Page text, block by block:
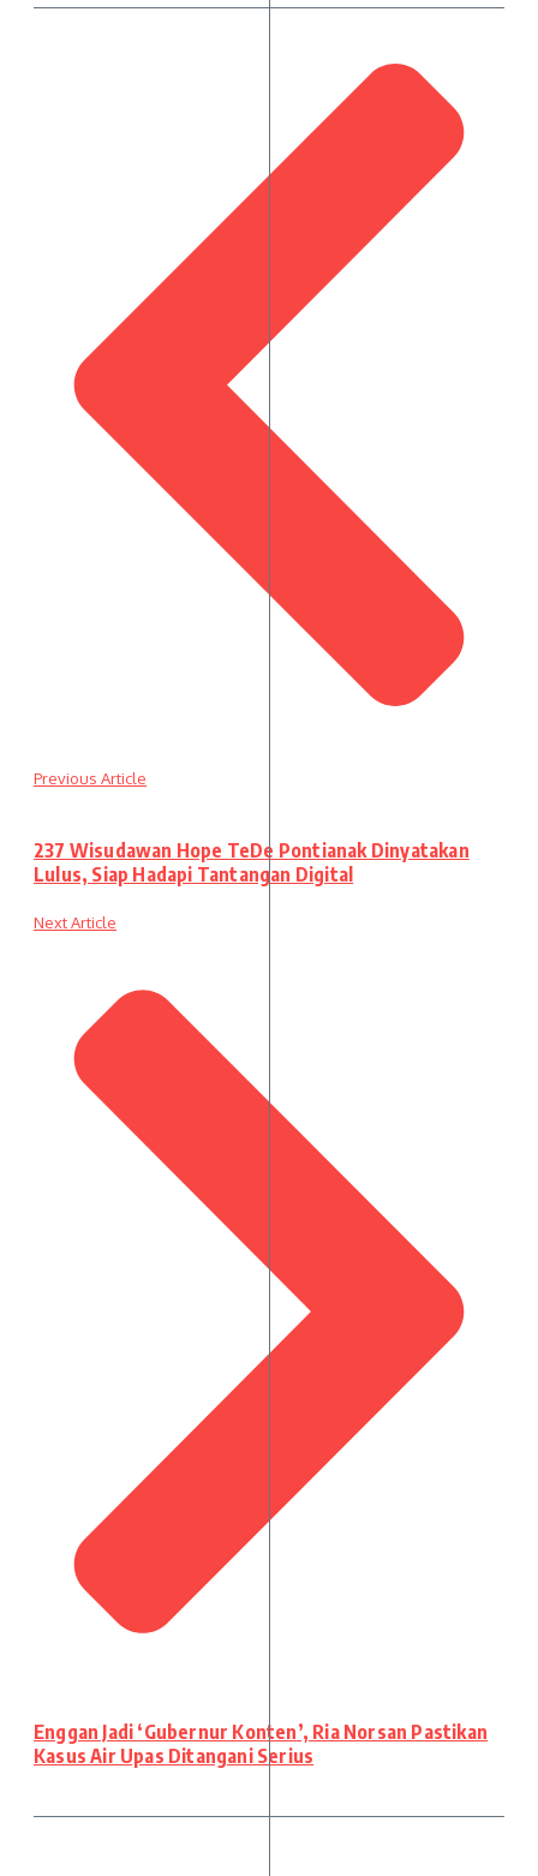
Previous Article
237 Wisudawan Hope TeDe Pontianak Dinyatakan
Lulus, Siap Hadapi Tantangan Digital
Next Article
Enggan Jadi ‘Gubernur Konten’, Ria Norsan Pastikan
Kasus Air Upas Ditangani Serius